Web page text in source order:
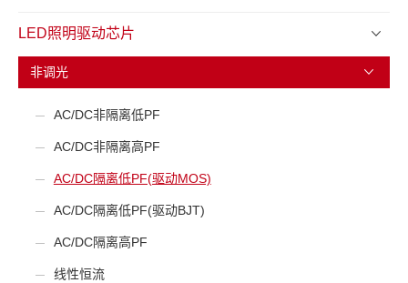
LED照明驱动芯片
非调光
AC/DC非隔离低PF
AC/DC非隔离高PF
AC/DC隔离低PF(驱动MOS)
AC/DC隔离低PF(驱动BJT)
AC/DC隔离高PF
线性恒流